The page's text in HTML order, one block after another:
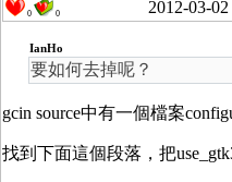
0 0 2012-03-02
IanHo
要如何去掉呢？
gcin source中有一個檔案
找到下面這個段落，把